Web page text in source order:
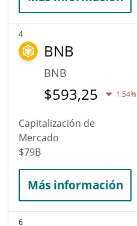
4
BNB
BNB
$593,25 1.54%
Capitalización de
Mercado
$79B
Más información
6